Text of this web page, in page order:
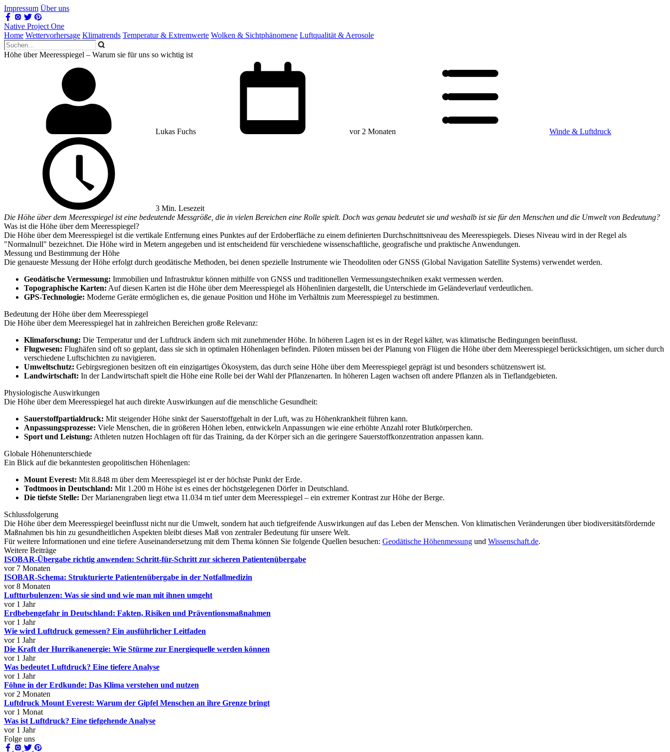
Impressum Über uns
Native Project One
Home Wettervorhersage Klimatrends Temperatur & Extremwerte Wolken & Sichtphänomene Luftqualität & Aerosole
Höhe über Meeresspiegel – Warum sie für uns so wichtig ist
Lukas Fuchs vor 2 Monaten Winde & Luftdruck
3 Min. Lesezeit
Die Höhe über dem Meeresspiegel ist eine bedeutende Messgröße, die in vielen Bereichen eine Rolle spielt. Doch was genau bedeutet sie und weshalb ist sie für den Menschen und die Umwelt von Bedeutung?
Was ist die Höhe über dem Meeresspiegel?
Die Höhe über dem Meeresspiegel ist die vertikale Entfernung eines Punktes auf der Erdoberfläche zu einem definierten Durchschnittsniveau des Meeresspiegels. Dieses Niveau wird in der Regel als
"Normalnull" bezeichnet. Die Höhe wird in Metern angegeben und ist entscheidend für verschiedene wissenschaftliche, geografische und praktische Anwendungen.
Messung und Bestimmung der Höhe
Die genaueste Messung der Höhe erfolgt durch geodätische Methoden, bei denen spezielle Instrumente wie Theodoliten oder GNSS (Global Navigation Satellite Systems) verwendet werden.
Geodätische Vermessung: Immobilien und Infrastruktur können mithilfe von GNSS und traditionellen Vermessungstechniken exakt vermessen werden.
Topographische Karten: Auf diesen Karten ist die Höhe über dem Meeresspiegel als Höhenlinien dargestellt, die Unterschiede im Geländeverlauf verdeutlichen.
GPS-Technologie: Moderne Geräte ermöglichen es, die genaue Position und Höhe im Verhältnis zum Meeresspiegel zu bestimmen.
Bedeutung der Höhe über dem Meeresspiegel
Die Höhe über dem Meeresspiegel hat in zahlreichen Bereichen große Relevanz:
Klimaforschung: Die Temperatur und der Luftdruck ändern sich mit zunehmender Höhe. In höheren Lagen ist es in der Regel kälter, was klimatische Bedingungen beeinflusst.
Flugwesen: Flughäfen sind oft so geplant, dass sie sich in optimalen Höhenlagen befinden. Piloten müssen bei der Planung von Flügen die Höhe über dem Meeresspiegel berücksichtigen, um sicher durch
verschiedene Luftschichten zu navigieren.
Umweltschutz: Gebirgsregionen besitzen oft ein einzigartiges Ökosystem, das durch seine Höhe über dem Meeresspiegel geprägt ist und besonders schützenswert ist.
Landwirtschaft: In der Landwirtschaft spielt die Höhe eine Rolle bei der Wahl der Pflanzenarten. In höheren Lagen wachsen oft andere Pflanzen als in Tieflandgebieten.
Physiologische Auswirkungen
Die Höhe über dem Meeresspiegel hat auch direkte Auswirkungen auf die menschliche Gesundheit:
Sauerstoffpartialdruck: Mit steigender Höhe sinkt der Sauerstoffgehalt in der Luft, was zu Höhenkrankheit führen kann.
Anpassungsprozesse: Viele Menschen, die in größeren Höhen leben, entwickeln Anpassungen wie eine erhöhte Anzahl roter Blutkörperchen.
Sport und Leistung: Athleten nutzen Hochlagen oft für das Training, da der Körper sich an die geringere Sauerstoffkonzentration anpassen kann.
Globale Höhenunterschiede
Ein Blick auf die bekanntesten geopolitischen Höhenlagen:
Mount Everest: Mit 8.848 m über dem Meeresspiegel ist er der höchste Punkt der Erde.
Todtmoos in Deutschland: Mit 1.200 m Höhe ist es eines der höchstgelegenen Dörfer in Deutschland.
Die tiefste Stelle: Der Marianengraben liegt etwa 11.034 m tief unter dem Meeresspiegel – ein extremer Kontrast zur Höhe der Berge.
Schlussfolgerung
Die Höhe über dem Meeresspiegel beeinflusst nicht nur die Umwelt, sondern hat auch tiefgreifende Auswirkungen auf das Leben der Menschen. Von klimatischen Veränderungen über biodiversitätsfördernde
Maßnahmen bis hin zu gesundheitlichen Aspekten bleibt dieses Maß von zentraler Bedeutung für unsere Welt.
Für weitere Informationen und eine tiefere Auseinandersetzung mit dem Thema können Sie folgende Quellen besuchen: Geodätische Höhenmessung und Wissenschaft.de.
Weitere Beiträge
ISOBAR-Übergabe richtig anwenden: Schritt-für-Schritt zur sicheren Patientenübergabe
vor 7 Monaten
ISOBAR-Schema: Strukturierte Patientenübergabe in der Notfallmedizin
vor 8 Monaten
Luftturbulenzen: Was sie sind und wie man mit ihnen umgeht
vor 1 Jahr
Erdbebengefahr in Deutschland: Fakten, Risiken und Präventionsmaßnahmen
vor 1 Jahr
Wie wird Luftdruck gemessen? Ein ausführlicher Leitfaden
vor 1 Jahr
Die Kraft der Hurrikanenergie: Wie Stürme zur Energiequelle werden können
vor 1 Jahr
Was bedeutet Luftdruck? Eine tiefere Analyse
vor 1 Jahr
Föhne in der Erdkunde: Das Klima verstehen und nutzen
vor 2 Monaten
Luftdruck Mount Everest: Warum der Gipfel Menschen an ihre Grenze bringt
vor 1 Monat
Was ist Luftdruck? Eine tiefgehende Analyse
vor 1 Jahr
Folge uns